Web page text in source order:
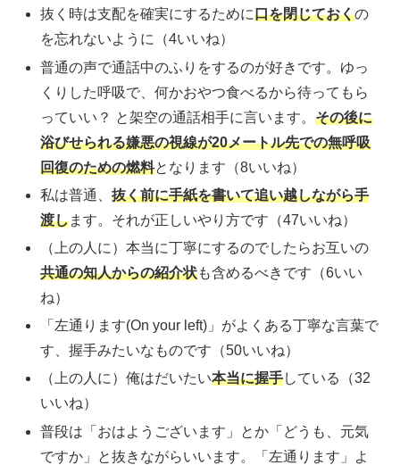
抜く時は支配を確実にするために口を閉じておくの
を忘れないように（4いいね）
普通の声で通話中のふりをするのが好きです。ゆっ
くりした呼吸で、何かおやつ食べるから待ってもら
っていい？ と架空の通話相手に言います。その後に
浴びせられる嫌悪の視線が20メートル先での無呼吸
回復のための燃料となります（8いいね）
私は普通、抜く前に手紙を書いて追い越しながら手
渡します。それが正しいやり方です（47いいね）
（上の人に）本当に丁寧にするのでしたらお互いの
共通の知人からの紹介状も含めるべきです（6いい
ね）
「左通ります(On your left)」がよくある丁寧な言葉で
す、握手みたいなものです（50いいね）
（上の人に）俺はだいたい本当に握手している（32
いいね）
普段は「おはようございます」とか「どうも、元気
ですか」と抜きながらいいます。「左通ります」よ